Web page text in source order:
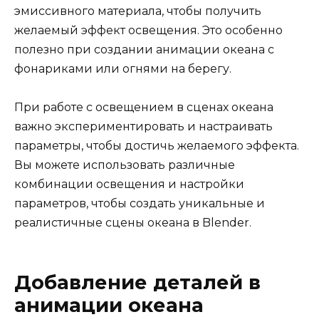
эмиссивного материала, чтобы получить
желаемый эффект освещения. Это особенно
полезно при создании анимации океана с
фонариками или огнями на берегу.
При работе с освещением в сценах океана
важно экспериментировать и настраивать
параметры, чтобы достичь желаемого эффекта.
Вы можете использовать различные
комбинации освещения и настройки
параметров, чтобы создать уникальные и
реалистичные сцены океана в Blender.
Добавление деталей в
анимации океана